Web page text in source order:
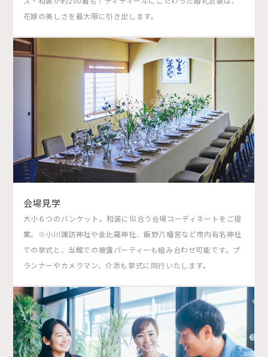
花嫁の美しさを最大限に引き出します。
会場見学
大小６つのバンケット。和装に似合う会場コーディネートをご提
案。※小川諏訪神社や金比羅神社、飯野八幡宮など市内有名神社
での挙式と、当館での披露パーティーも組み合わせ可能です。プ
ランナーやカメラマン、介添も挙式に同行いたします。